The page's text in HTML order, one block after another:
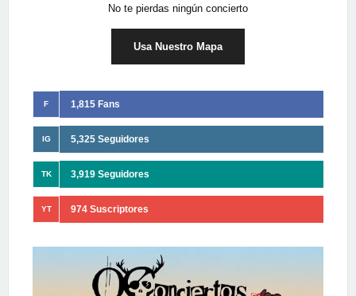
No te pierdas ningún concierto
Usa Nuestro Mapa
F 1,815 Fans
IG 5,325 Seguidores
TK 3,919 Seguidores
YT 974 Suscriptores